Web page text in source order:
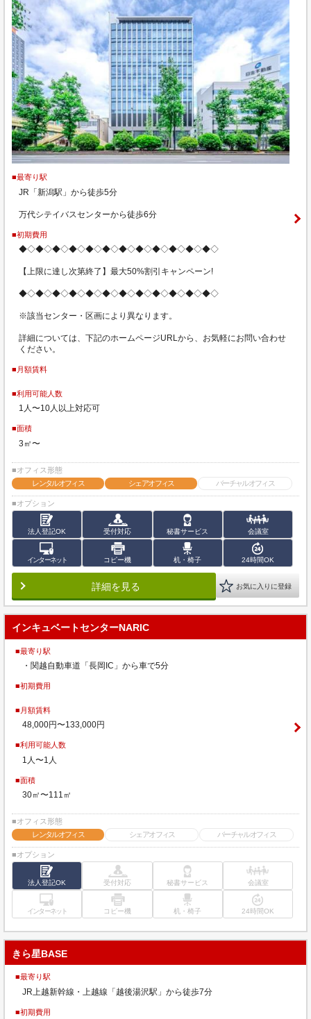
■最寄り駅
JR「新潟駅」から徒歩5分
万代シテイバスセンターから徒歩6分
■初期費用
◆◇◆◇◆◇◆◇◆◇◆◇◆◇◆◇◆◇◆◇◆◇◆◇
【上限に達し次第終了】最大50%割引キャンペーン!
◆◇◆◇◆◇◆◇◆◇◆◇◆◇◆◇◆◇◆◇◆◇◆◇
※該当センター・区画により異なります。
詳細については、下記のホームページURLから、お気軽にお問い合わせ
ください。
■月額賃料
■利用可能人数
1人〜10人以上対応可
■面積
3㎡〜
■オフィス形態
レンタルオフィス
シェアオフィス バーチャルオフィス
■オプション
法人登記OK 受付対応 秘書サービス 会議室
インターネット コピー機 机・椅子 24時間OK
詳細を見る お気に入りに登録
インキュベートセンターNARIC
■最寄り駅
・関越自動車道「長岡IC」から車で5分
■初期費用
■月額賃料
48,000円〜133,000円
■利用可能人数
1人〜1人
■面積
30㎡〜111㎡
■オフィス形態
レンタルオフィス
シェアオフィス バーチャルオフィス
■オプション
法人登記OK 受付対応 秘書サービス 会議室
インターネット コピー機 机・椅子 24時間OK
きら星BASE
■最寄り駅
JR上越新幹線・上越線「越後湯沢駅」から徒歩7分
■初期費用